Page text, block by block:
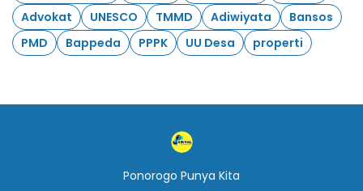
Advokat
UNESCO TMMD Adiwiyata
Bansos
PMD
Bappeda PPPK UU Desa properti
Ponorogo Punya Kita